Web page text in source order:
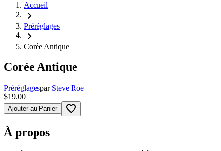
Accueil
chevron_right
Préréglages
chevron_right
Corée Antique
Corée Antique
Préréglagespar Steve Roe
$19.00
Ajouter au Panier favorite_border
À propos